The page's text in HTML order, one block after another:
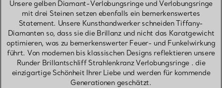
Unsere gelben Diamant-Verlobungsringe und Verlobungsringe
mit drei Steinen setzen ebenfalls ein bemerkenswertes
Statement. Unsere Kunsthandwerker schneiden Tiffany-
Diamanten so, dass sie die Brillanz und nicht das Karatgewicht
optimieren, was zu bemerkenswerter Feuer- und Funkelwirkung
führt. Von modernen bis klassischen Designs reflektieren unsere
Runder Brillantschliff Strahlenkranz Verlobungsringe . die
einzigartige Schönheit Ihrer Liebe und werden für kommende
Generationen geschätzt.